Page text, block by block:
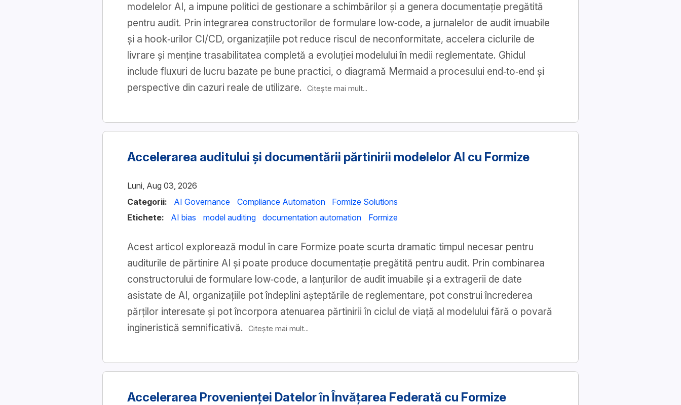
modelelor AI, a impune politici de gestionare a schimbărilor și a genera documentație pregătită
pentru audit. Prin integrarea constructorilor de formulare low‑code, a jurnalelor de audit imuabile
și a hook‑urilor CI/CD, organizațiile pot reduce riscul de neconformitate, accelera ciclurile de
livrare și menține trasabilitatea completă a evoluției modelului în medii reglementate. Ghidul
include fluxuri de lucru bazate pe bune practici, o diagramă Mermaid a procesului end‑to‑end și
perspective din cazuri reale de utilizare.
Citește mai mult...
Accelerarea auditului și documentării părtinirii modelelor AI cu Formize
Luni, Aug 03, 2026
Categorii:
AI Governance Compliance Automation
Formize Solutions
Etichete:
AI bias model auditing documentation automation Formize
Acest articol explorează modul în care Formize poate scurta dramatic timpul necesar pentru
auditurile de părtinire AI și poate produce documentație pregătită pentru audit. Prin combinarea
constructorului de formulare low‑code, a lanțurilor de audit imuabile și a extragerii de date
asistate de AI, organizațiile pot îndeplini așteptările de reglementare, pot construi încrederea
părților interesate și pot încorpora atenuarea părtinirii în ciclul de viață al modelului fără o povară
ingineristică semnificativă.
Citește mai mult...
Accelerarea Provenienței Datelor în Învățarea Federată cu Formize